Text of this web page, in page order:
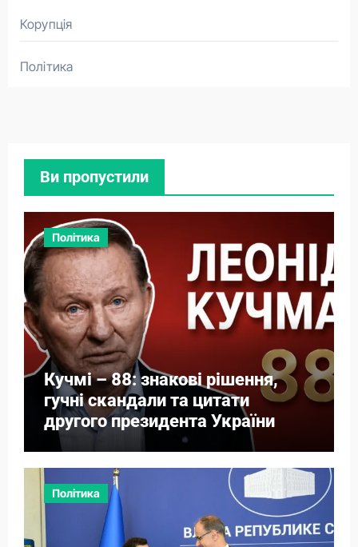
Корупція
Політика
Ви пропустили
Політика
Кучмі – 88: знакові рішення,
гучні скандали та цитати
другого президента України
Політика